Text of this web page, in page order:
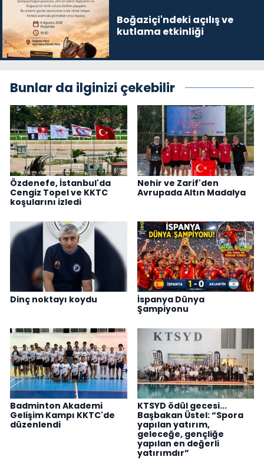
Boğaziçi'ndeki açılış ve
kutlama etkinliği
Bunlar da ilginizi çekebilir
Özdenefe, İstanbul'da
Cengiz Topel ve KKTC
koşularını izledi
Nehir ve Zarif'den
Avrupada Altın Madalya
Dinç noktayı koydu
İspanya Dünya
Şampiyonu
Badminton Akademi
Gelişim Kampı KKTC'de
düzenlendi
KTSYD ödül gecesi...
Başbakan Üstel: “Spora
yapılan yatırım,
geleceğe, gençliğe
yapılan en değerli
yatırımdır”